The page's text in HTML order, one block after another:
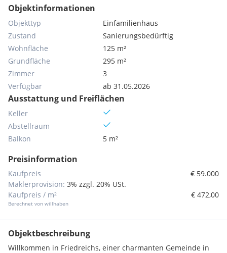
Objektinformationen
Objekttyp
Einfamilienhaus
Zustand
Sanierungsbedürftig
Wohnfläche
125 m²
Grundfläche
295 m²
Zimmer
3
Verfügbar
ab 31.05.2026
Ausstattung und Freiflächen
Keller
Abstellraum
Balkon
5 m²
Preisinformation
Kaufpreis
€ 59.000
Maklerprovision: 3% zzgl. 20% USt.
Kaufpreis / m²
Berechnet von willhaben
€ 472,00
Objektbeschreibung
Willkommen in Friedreichs, einer charmanten Gemeinde in